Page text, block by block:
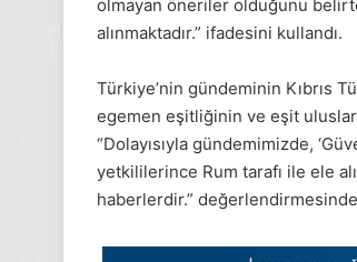
olmayan öneriler olduğunu
alınmaktadır.” ifadesini kullandı.
Türkiye’nin gündeminin Kıbrıs
egemen eşitliğinin ve eşit
“Dolayısıyla gündemimizde,
yetkililerince Rum tarafı ile ele
haberlerdir.”
Pazartesi
2025,
Medya
24 Kasım
24
Medya